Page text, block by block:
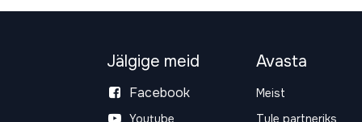
Jälgige meid
Facebook
Youtube
Avasta
Meist
Tule partneriks